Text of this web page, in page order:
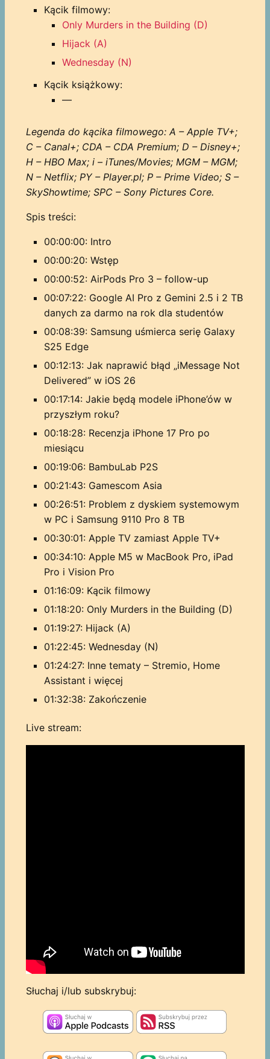
Kącik filmowy:
Only Murders in the Building (D)
Hijack (A)
Wednesday (N)
Kącik książkowy:
—
Legenda do kącika filmowego: A – Apple TV+;
C – Canal+; CDA – CDA Premium; D – Disney+;
H – HBO Max; i – iTunes/Movies; MGM – MGM;
N – Netflix; PY – Player.pl; P – Prime Video; S –
SkyShowtime; SPC – Sony Pictures Core.
Spis treści:
00:00:00: Intro
00:00:20: Wstęp
00:00:52: AirPods Pro 3 – follow-up
00:07:22: Google AI Pro z Gemini 2.5 i 2 TB
danych za darmo na rok dla studentów
00:08:39: Samsung uśmierca serię Galaxy
S25 Edge
00:12:13: Jak naprawić błąd „iMessage Not
Delivered” w iOS 26
00:17:14: Jakie będą modele iPhone’ów w
przyszłym roku?
00:18:28: Recenzja iPhone 17 Pro po
miesiącu
00:19:06: BambuLab P2S
00:21:43: Gamescom Asia
00:26:51: Problem z dyskiem systemowym
w PC i Samsung 9110 Pro 8 TB
00:30:01: Apple TV zamiast Apple TV+
00:34:10: Apple M5 w MacBook Pro, iPad
Pro i Vision Pro
01:16:09: Kącik filmowy
01:18:20: Only Murders in the Building (D)
01:19:27: Hijack (A)
01:22:45: Wednesday (N)
01:24:27: Inne tematy – Stremio, Home
Assistant i więcej
01:32:38: Zakończenie
Live stream:
Słuchaj i/lub subskrybuj: